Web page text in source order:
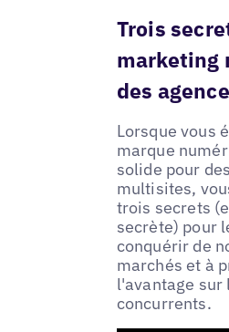
Trois
marketing
des
Lorsque vous
marque
solide pour
multisites,
trois secrets
secrète) pour
conquérir de
marchés et à
l'avantage sur
concurrents.